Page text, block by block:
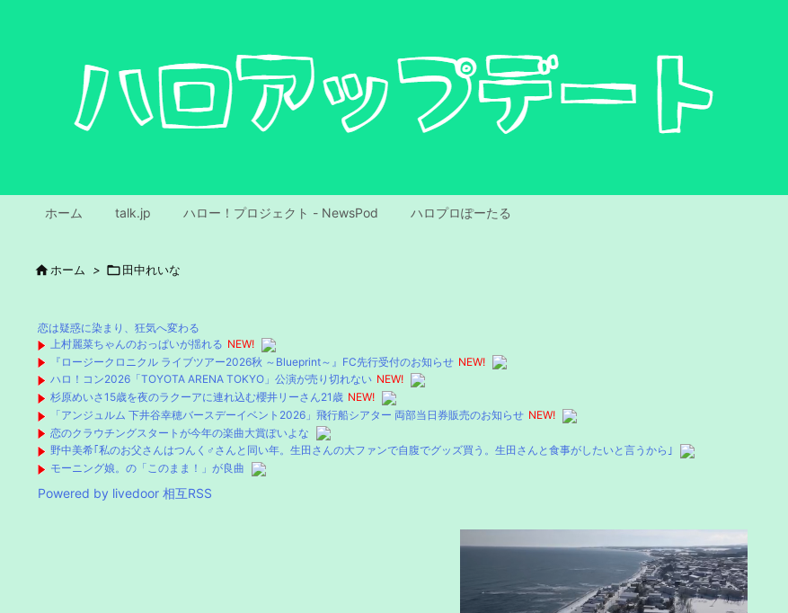
ホーム talk.jp ハロー！プロジェクト - NewsPod ハロプロぽーたる
 ホーム > 田中れいな
恋は疑惑に染まり、狂気へ変わる
上村麗菜ちゃんのおっぱいが揺れる NEW!
『ロージークロニクル ライブツアー2026秋 ～Blueprint～』FC先行受付のお知らせ NEW!
ハロ！コン2026「TOYOTA ARENA TOKYO」公演が売り切れない NEW!
杉原めいさ15歳を夜のラクーアに連れ込む櫻井リーさん21歳 NEW!
「アンジュルム 下井谷幸穂バースデーイベント2026」飛行船シアター 両部当日券販売のお知らせ NEW!
恋のクラウチングスタートが今年の楽曲大賞ぽいよな
野中美希｢私のお父さんはつんく♂さんと同い年。生田さんの大ファンで自腹でグッズ買う。生田さんと食事がしたいと言うから｣
モーニング娘。の「このまま！」が良曲
Powered by livedoor 相互RSS